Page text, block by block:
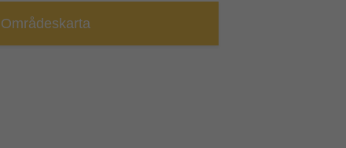
Områdeskarta